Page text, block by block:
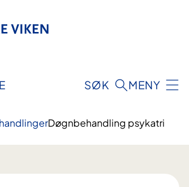
SØK MENY
Døgnbehandling psykatri